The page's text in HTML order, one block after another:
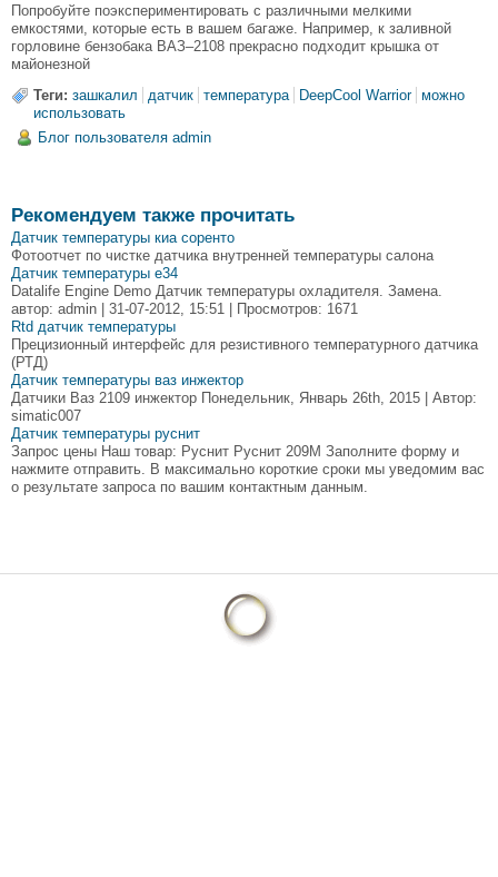
Попробуйте поэкспериментировать с различными мелкими
емкостями, которые есть в вашем багаже. Например, к заливной
горловине бензобака ВАЗ–2108 прекрасно подходит крышка от
майонезной
Теги: зашкалил датчик температура DeepCool Warrior можно
использовать
Блог пользователя admin
Рекомендуем также прочитать
Датчик температуры киа соренто
Фотоотчет по чистке датчика внутренней температуры салона
Датчик температуры e34
Datalife Engine Demo Датчик температуры охладителя. Замена.
автор: admin | 31-07-2012, 15:51 | Просмотров: 1671
Rtd датчик температуры
Прецизионный интерфейс для резистивного температурного датчика
(РТД)
Датчик температуры ваз инжектор
Датчики Ваз 2109 инжектор Понедельник, Январь 26th, 2015 | Автор:
simatic007
Датчик температуры руснит
Запрос цены Наш товар: Руснит Руснит 209М Заполните форму и
нажмите отправить. В максимально короткие сроки мы уведомим вас
о результате запроса по вашим контактным данным.